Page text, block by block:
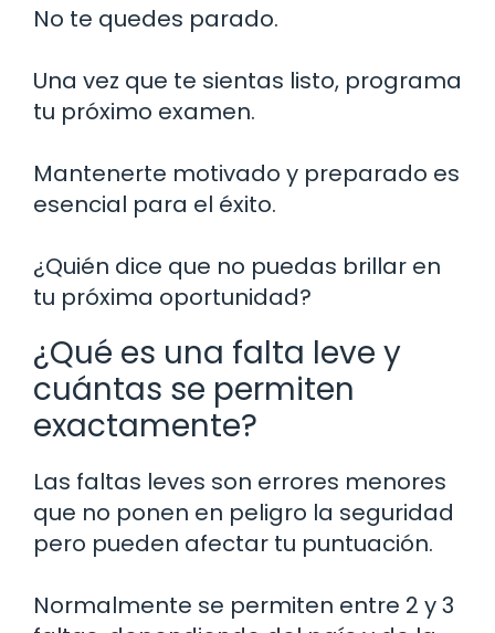
No te quedes parado.
Una vez que te sientas listo, programa
tu próximo examen.
Mantenerte motivado y preparado es
esencial para el éxito.
¿Quién dice que no puedas brillar en
tu próxima oportunidad?
¿Qué es una falta leve y
cuántas se permiten
exactamente?
Las faltas leves son errores menores
que no ponen en peligro la seguridad
pero pueden afectar tu puntuación.
Normalmente se permiten entre 2 y 3